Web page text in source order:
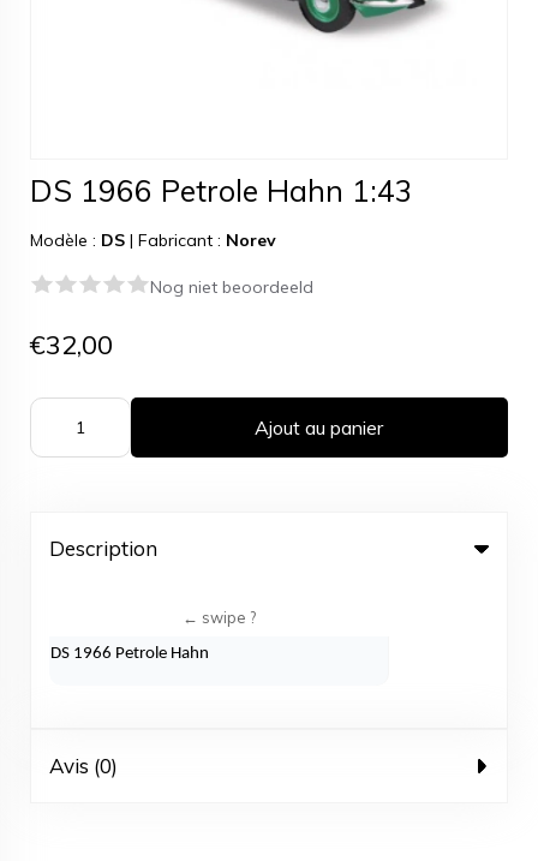
DS 1966 Petrole Hahn 1:43
Modèle : DS | Fabricant : Norev
Nog niet beoordeeld
€32,00
Ajout au panier
Description
DS 1966 Petrole Hahn
Avis (0)